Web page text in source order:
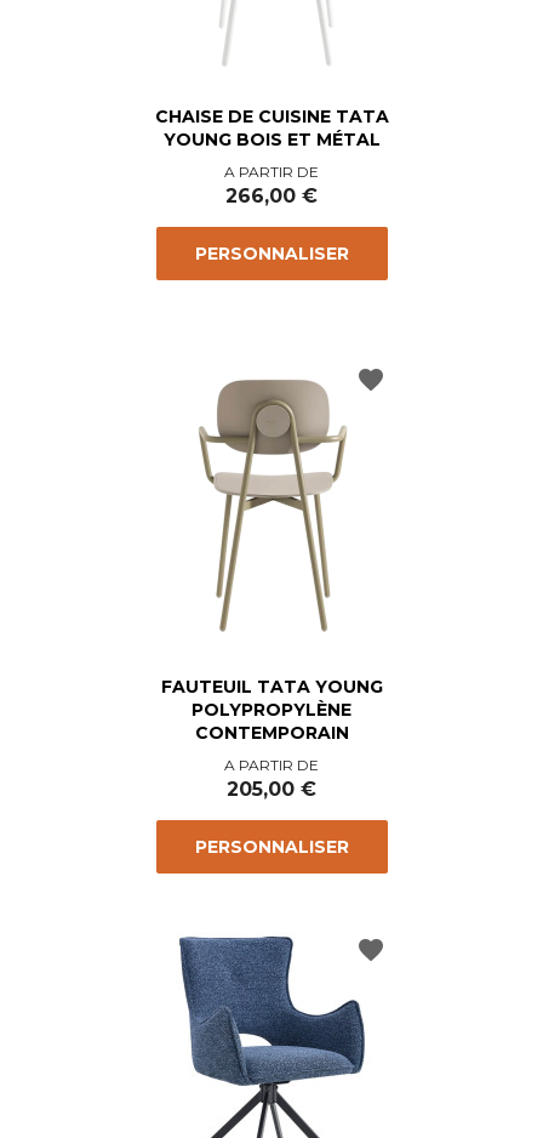
CHAISE DE CUISINE TATA
YOUNG BOIS ET MÉTAL
Prix
A PARTIR DE
266,00 €
PERSONNALISER
FAUTEUIL TATA YOUNG
POLYPROPYLÈNE
CONTEMPORAIN
Prix
A PARTIR DE
205,00 €
PERSONNALISER
favorite
favorite